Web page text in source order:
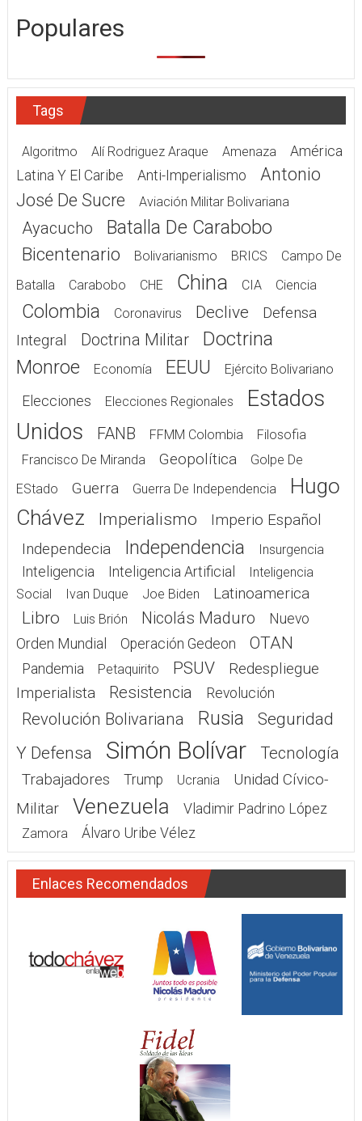
Populares
Tags
Algoritmo Alí Rodriguez Araque Amenaza
América
Latina Y El Caribe
Anti-Imperialismo
Antonio
José De Sucre
Aviación Militar Bolivariana
Ayacucho Batalla De Carabobo
Bicentenario Bolivarianismo BRICS
Campo De
Batalla
Carabobo CHE China CIA Ciencia
Colombia Coronavirus Declive
Defensa
Integral
Doctrina Militar
Doctrina
Monroe
Economía EEUU Ejército Bolivariano
Elecciones Elecciones Regionales
Estados
Unidos
FANB FFMM Colombia
Filosofia
Francisco De Miranda
Geopolítica
Golpe De
EStado
Guerra Guerra De Independencia
Hugo
Chávez
Imperialismo
Imperio Español
Independecia
Independencia Insurgencia
Inteligencia Inteligencia Artificial
Inteligencia
Social
Ivan Duque Joe Biden Latinoamerica
Libro Luis Brión Nicolás Maduro
Nuevo
Orden Mundial
Operación Gedeon OTAN
Pandemia Petaquirito PSUV
Redespliegue
Imperialista
Resistencia Revolución
Revolución Bolivariana Rusia
Seguridad
Y Defensa
Simón Bolívar Tecnología
Trabajadores Trump Ucrania
Unidad Cívico-
Militar
Venezuela Vladimir Padrino López
Zamora Álvaro Uribe Vélez
Enlaces Recomendados